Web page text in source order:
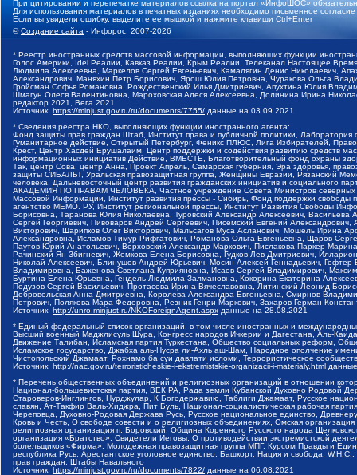
При цитировании и перепечатке материалов ссылка на портал «ИнфоШОС»
Для использования материалов в печатных изданиях необходимо письменное
Если вы увидели ошибку, выделите ее мышкой и нажмите клавиши Ctrl+Enter
©Создание сайта - Инфорос, 2007-2026
* Реестр иностранных средств массовой информации, выполняющих функции
Голос Америки, Idel.Реалии, Кавказ.Реалии, Крым.Реалии, Телеканал Настоящее
Людмила Алексеевна, Маркелов Сергей Евгеньевич, Камалягин Денис Николаевич,
Александрович, Маняхин Петр Борисович, Ярош Юлия Петровна, Чуракова Ольга
Гройсман Софья Романовна, Рождественский Илья Дмитриевич, Апухтина Юлия
Шмагун Олеся Валентиновна, Мароховская Алеся Алексеевна, Долинина Ирина
редактор 2021, Вега 2021
Источник: https://minjust.gov.ru/ru/documents/7755/ данные на 03.09.2021
* Сведения реестра НКО, выполняющих функции иностранного агента:
Фонд защиты прав граждан Штаб, Институт права и публичной политики,
Гуманитарное действие, Открытый Петербург, Феникс ПЛЮС, Лига Избирателей,
Крест, Центр Хасдей Ерушалаим, Центр поддержки и содействия развитию средств
информационных инициатив Действие, ВМЕСТЕ, Благотворительный фонд охраны
Так, центр Сова, центр Анна, Проект Апрель, Самарская губерния, Эра здоровья,
защиты СИБАЛЬТ, Уральская правозащитная группа, Женщины Евразии, Рязанский
человека, Дальневосточный центр развития гражданских инициатив и социального
АКАДЕМИЯ ПО ПРАВАМ ЧЕЛОВЕКА, Частное учреждение Совета Министров северных
Массовой Информации, Институт развития прессы - Сибирь, Фонд поддержки
агентство МЕМО. РУ, Институт региональной прессы, Институт Развития Свободы
Борисовна, Таранова Юлия Николаевна, Туровский Александр Алексеевич,
Сергей Георгиевич, Пивоваров Андрей Сергеевич, Писемский Евгений
Викторович, Шарипков Олег Викторович, Мальсагов Муса Асланович, Мошель Ирина
Александровна, Исламов Тимур Рифгатович, Романова Ольга Евгеньевна, Щаров
Паутов Юрий Анатольевич, Верховский Александр Маркович, Пислакова-Паркер
Рачинский Ян Збигневич, Жемкова Елена Борисовна, Гудков Лев Дмитриевич,
Николай Алексеевич, Блинушов Андрей Юрьевич, Мосин Алексей Геннадьевич,
Владимировна, Баженова Светлана Куприяновна, Исаев Сергей Владимирович,
Буртина Елена Юрьевна, Гендель Людмила Залмановна, Кокорина Екатерина
Подузов Сергей Васильевич, Протасова Ирина Вячеславовна, Литинский Леонид
Добровольская Анна Дмитриевна, Королева Александра Евгеньевна, Смирнов
Петрович, Полякова Мара Федоровна, Резник Генри Маркович, Захаров Герман
Источник: http://unro.minjust.ru/NKOForeignAgent.aspx данные на 28.08.2021
* Единый федеральный список организаций, в том числе иностранных и
Высший военный Маджлисуль Шура, Конгресс народов Ичкерии и Дагестана, Аль-
Движение Талибан, Исламская партия Туркестана, Общество социальных реформ,
Исламское государство, Джабха аль-Нусра ли-Ахль аш-Шам, Народное ополчение
Чистопольский Джамаат, Рохнамо ба суи давлати исломи, Террористическое
Источник: http://nac.gov.ru/terroristicheskie-i-ekstremistskie-organizacii-i-materialy.html
* Перечень общественных объединений и религиозных организаций в отношении
Национал-большевистская партия, ВЕК РА, Рада земли Кубанской Духовно Родовой
Староверов-Инглингов, Нурджулар, К Богодержавию, Таблиги Джамаат, Русское
славян, Ат-Такфир Валь-Хиджра, Пит Буль, Национал-социалистическая рабочая
Череповца, Духовно-Родовая Держава Русь, Русское национальное единство,
Кровь и Честь, О свободе совести и о религиозных объединениях, Омская
религиозная организация п. Боровский, Община Коренного Русского народа
организация «Братство», Свидетели Иеговы, О противодействии экстремистской
болельщиков «Фирма», Молодежная правозащитная группа МПГ, Курсом Правды и
республика Русь, Арестантское уголовное единство, Башкорт, Нация и свобода,
прав граждан, Штабы Навального
Источник: https://minjust.gov.ru/ru/documents/7822/ данные на 06.08.2021